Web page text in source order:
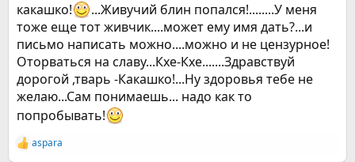
какашко!
...Живучий блин попался!........У меня
тоже еще тот живчик....может ему имя дать?...и
письмо написать можно....можно и не цензурное!
Оторваться на славу...Кхе-Кхе.......Здравствуй
дорогой ,тварь -Какашко!...Ну здоровья тебе не
желаю...Сам понимаешь... надо как то
попробывать!
Р
aspara